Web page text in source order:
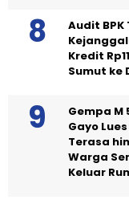
Audit BPK
Kredit
Sumut ke
Gempa M
Gayo
Terasa
Warga
Keluar